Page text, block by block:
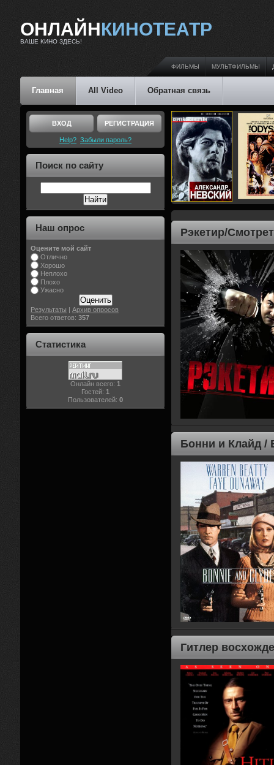
ОНЛАЙНКИНОТЕАТР
ВАШЕ КИНО ЗДЕСЬ!
ФИЛЬМЫ МУЛЬТФИЛЬМЫ
Главная All Video Обратная связь
Рэкетир/
Бонни и Клайд /
Гитлер
РЕГИСТРАЦИЯ
ВХОД
Help? Забыли пароль?
Поиск по сайту
Наш опрос
Оцените мой сайт
Отлично
Хорошо
Неплохо
Плохо
Ужасно
Результаты | Архив опросов
Всего ответов: 357
Статистика
Онлайн всего: 1
Гостей: 1
Пользователей: 0